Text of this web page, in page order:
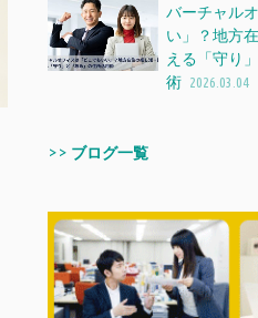
バーチャル
い」？地方
える「守り
術 2026.03.04
>> ブログ一覧